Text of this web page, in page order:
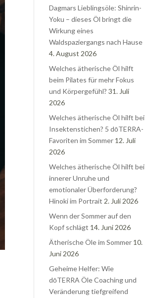
Dagmars Lieblingsöle: Shinrin-
Yoku – dieses Öl bringt die
Wirkung eines
Waldspaziergangs nach Hause
4. August 2026
Welches ätherische Öl hilft
beim Pilates für mehr Fokus
und Körpergefühl? 31. Juli
2026
Welches ätherische Öl hilft bei
Insektenstichen? 5 dōTERRA-
Favoriten im Sommer 12. Juli
2026
Welches ätherische Öl hilft bei
innerer Unruhe und
emotionaler Überforderung?
Hinoki im Portrait 2. Juli 2026
Wenn der Sommer auf den
Kopf schlägt 14. Juni 2026
Ätherische Öle im Sommer 10.
Juni 2026
Geheime Helfer: Wie
dōTERRA Öle Coaching und
Veränderung tiefgreifend